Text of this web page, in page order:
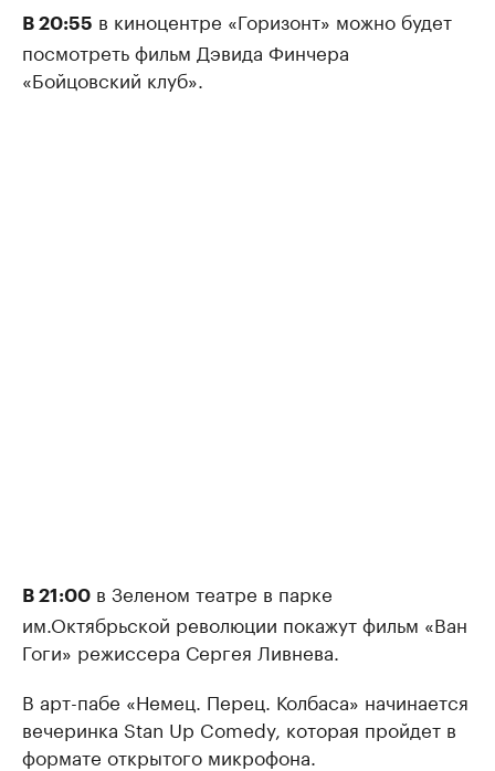
В 20:55 в киноцентре «Горизонт» можно будет
посмотреть фильм Дэвида Финчера
«Бойцовский клуб».
В 21:00 в Зеленом театре в парке
им.Октябрьской революции покажут фильм «Ван
Гоги» режиссера Сергея Ливнева.
В арт-пабе «Немец. Перец. Колбаса» начинается
вечеринка Stan Up Comedy, которая пройдет в
формате открытого микрофона.